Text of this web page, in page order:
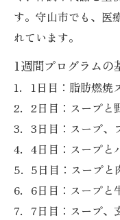
脂肪燃焼
のか
の実力
セロリと医
効果
医療痩身
リバウンドを
医療痩身
す。守山市でも、医
れています。
1週間プログラムの
1日目：脂肪燃焼
2日目：スープと
3日目：スープ、
4日目：スープと
5日目：スープと
6日目：スープと
7日目：スープ、